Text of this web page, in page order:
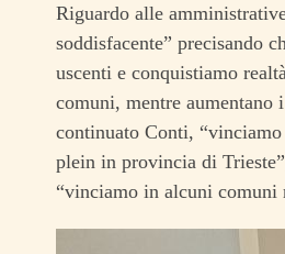
Riguardo alle
soddisfacente” precisando
uscenti e conquistiamo
comuni, mentre
continuato Conti, “vinciamo
plein in provincia di
“vinciamo in alcuni comuni